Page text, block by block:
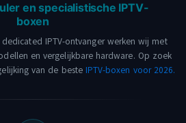
en specialistische IPTV-
boxen
IPTV-ontvanger werken wij met
en vergelijkbare hardware. Op zoek
van de beste IPTV-boxen voor 2026.